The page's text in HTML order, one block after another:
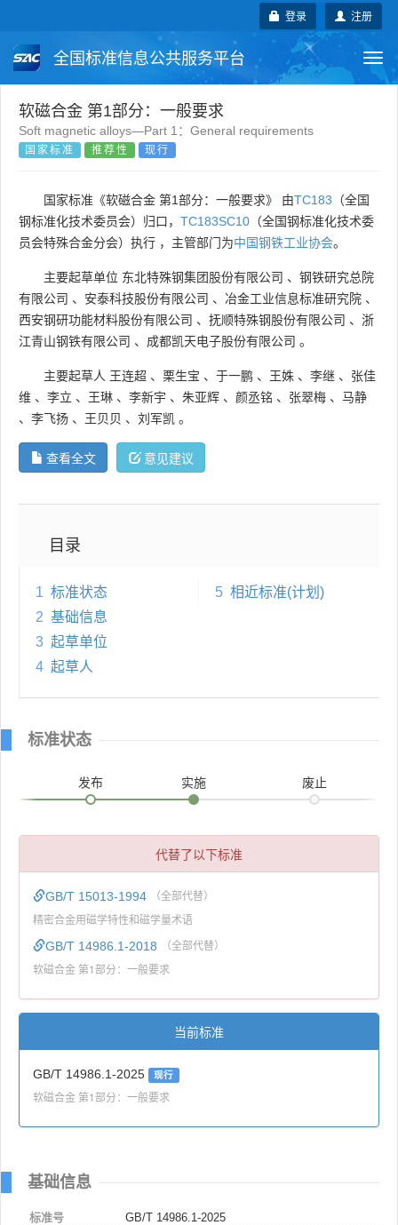
注册
登录
全国标准信息公共服务平台
国家标准 行业标准
团体标准
国外标准 技术委员会
软磁合金 第1部分：一般要求
Soft magnetic alloys—Part 1：General requirements
国家标准 推荐性 现行
国家标准《软磁合金 第1部分：一般要求》 由TC183 （全国
钢标准化技术委员会）归口， TC183SC10 （全国钢标准化技术委
员会特殊合金分会）执行 ，主管部门为中国钢铁工业协会。
主要起草单位 东北特殊钢集团股份有限公司 、 钢铁研究总院
有限公司 、 安泰科技股份有限公司 、 冶金工业信息标准研究院 、
西安钢研功能材料股份有限公司 、 抚顺特殊钢股份有限公司 、 浙
江青山钢铁有限公司 、 成都凯天电子股份有限公司 。
主要起草人 王连超 、 栗生宝 、 于一鹏 、 王姝 、 李继 、 张佳
维 、 李立 、 王琳 、 李新宇 、 朱亚辉 、 颜丞铭 、 张翠梅 、 马静
、 李飞扬 、 王贝贝 、 刘军凯 。
查看全文 意见建议
目录
1 标准状态
2 基础信息
3 起草单位
4 起草人
5 相近标准(计划)
标准状态
发布 实施 废止
代替了以下标准
GB/T 15013-1994 （全部代替）
精密合金用磁学特性和磁学量术语
GB/T 14986.1-2018 （全部代替）
软磁合金 第1部分：一般要求
当前标准
GB/T 14986.1-2025 现行
软磁合金 第1部分：一般要求
基础信息
标准号
GB/T 14986.1-2025